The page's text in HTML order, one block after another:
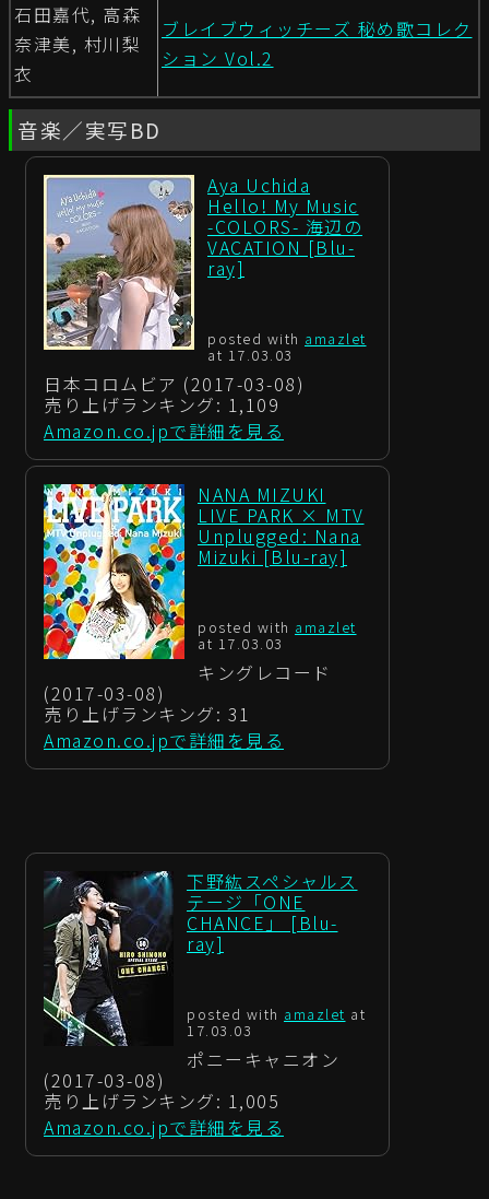
石田嘉代, 高森
奈津美, 村川梨
衣
ブレイブウィッチーズ 秘め歌コレク
ション Vol.2
音楽／実写BD
Aya Uchida
Hello! My Music
-COLORS- 海辺の
VACATION [Blu-
ray]
posted with amazlet
at 17.03.03
日本コロムビア (2017-03-08)
売り上げランキング: 1,109
Amazon.co.jpで詳細を見る
NANA MIZUKI
LIVE PARK × MTV
Unplugged: Nana
Mizuki [Blu-ray]
posted with amazlet
at 17.03.03
キングレコード
(2017-03-08)
売り上げランキング: 31
Amazon.co.jpで詳細を見る
下野紘スペシャルス
テージ「ONE
CHANCE」 [Blu-
ray]
posted with amazlet at
17.03.03
ポニーキャニオン
(2017-03-08)
売り上げランキング: 1,005
Amazon.co.jpで詳細を見る